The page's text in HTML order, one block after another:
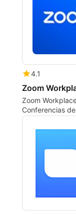
4.1
Zoom
Zoom
Conferencias
Calidad en Mac